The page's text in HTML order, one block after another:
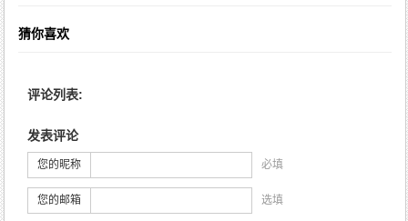
猜你喜欢
评论列表:
发表评论
您的昵称 必填
您的邮箱 选填